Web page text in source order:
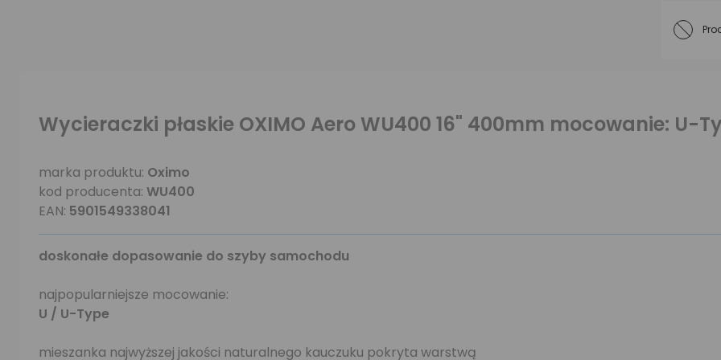
Wycieraczki płaskie OXIMO Aero WU400 16" 400mm mocowanie: U-
marka produktu: Oximo
kod producenta: WU400
EAN: 5901549338041
doskonałe dopasowanie do szyby samochodu
najpopularniejsze mocowanie:
U / U-Type
mieszanka najwyższej jakości naturalnego kauczuku pokryta warstwą